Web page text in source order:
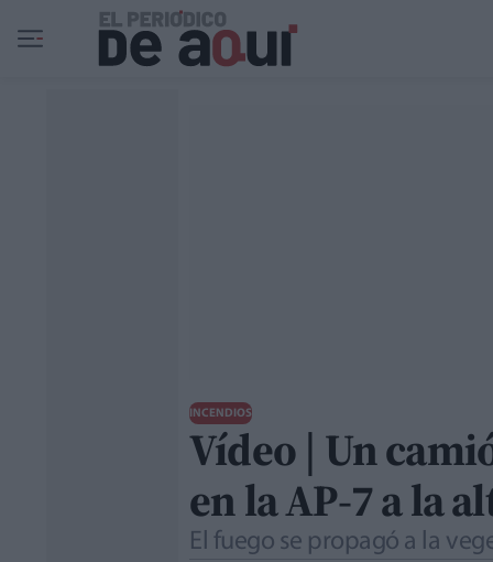
Ir al contenido principal
INCENDIOS
Vídeo | Un
en la AP-7 a la
El fuego se propagó a la